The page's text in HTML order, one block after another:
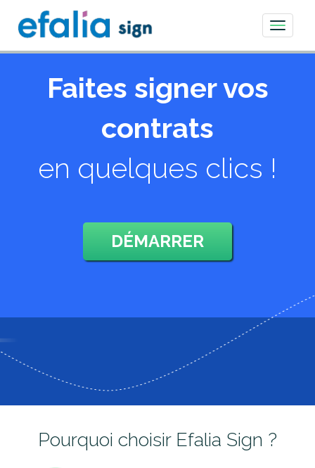
Toggle
Faites signer vos
contrats
en quelques clics !
DÉMARRER
Pourquoi choisir Efalia Sign ?